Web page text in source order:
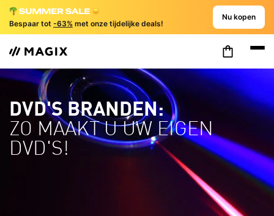
Bespaar tot -63% met onze tijdelijke deals!
Nu kopen
DVD'S BRANDEN:
ZO MAAKT U UW EIGEN
DVD'S!